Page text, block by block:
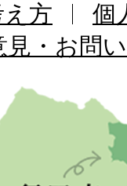
方
個
見・お問